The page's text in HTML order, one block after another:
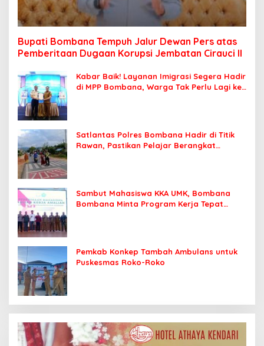
Bupati Bombana Tempuh Jalur Dewan Pers atas
Pemberitaan Dugaan Korupsi Jembatan Cirauci II
Kabar Baik! Layanan Imigrasi Segera Hadir
di MPP Bombana, Warga Tak Perlu Lagi ke
Satlantas Polres Bombana Hadir di Titik
Rawan, Pastikan Pelajar Berangkat
Sambut Mahasiswa KKA UMK, Bombana
Bombana Minta Program Kerja Tepat
Pemkab Konkep Tambah Ambulans untuk
Puskesmas Roko-Roko